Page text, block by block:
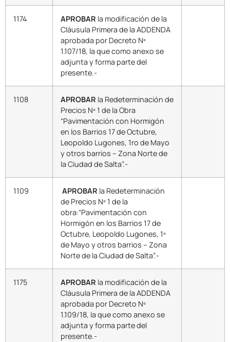
1174 APROBAR la modificación de la
Cláusula Primera de la ADDENDA
aprobada por Decreto Nº
1.107/18, la que como anexo se
adjunta y forma parte del
presente.-
1108 APROBAR la Redeterminación de
Precios Nº 1 de la Obra
“Pavimentación con Hormigón
en los Barrios 17 de Octubre,
Leopoldo Lugones, 1ro de Mayo
y otros barrios – Zona Norte de
la Ciudad de Salta”.-
1109 APROBAR la Redeterminación
de Precios Nº 1 de la
obra:“Pavimentación con
Hormigón en los Barrios 17 de
Octubre, Leopoldo Lugones, 1º
de Mayo y otros barrios – Zona
Norte de la Ciudad de Salta”.-
1175 APROBAR la modificación de la
Cláusula Primera de la ADDENDA
aprobada por Decreto Nº
1.109/18, la que como anexo se
adjunta y forma parte del
presente.-